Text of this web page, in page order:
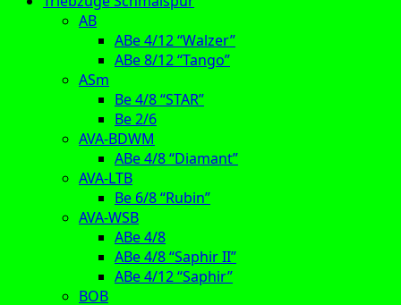
AB
ABe 4/12 “Walzer”
ABe 8/12 “Tango”
ASm
Be 4/8 “STAR”
Be 2/6
AVA-BDWM
ABe 4/8 “Diamant”
AVA-LTB
Be 6/8 “Rubin”
AVA-WSB
ABe 4/8
ABe 4/8 “Saphir II”
ABe 4/12 “Saphir”
BOB